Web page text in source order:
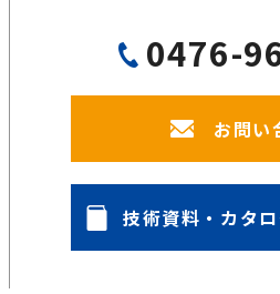
0476-
お問い
技術資料・カタ